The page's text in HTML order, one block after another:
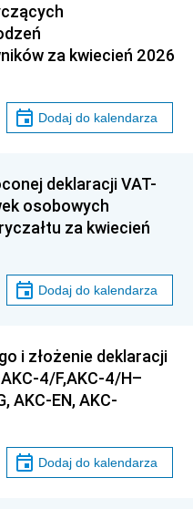
za kwiecień 2026
Dodaj do kalendarza
deklaracji VAT-
osobowych
za kwiecień
Dodaj do kalendarza
i złożenie deklaracji
4/F,AKC-4/H–
AKC-EN, AKC-
Dodaj do kalendarza